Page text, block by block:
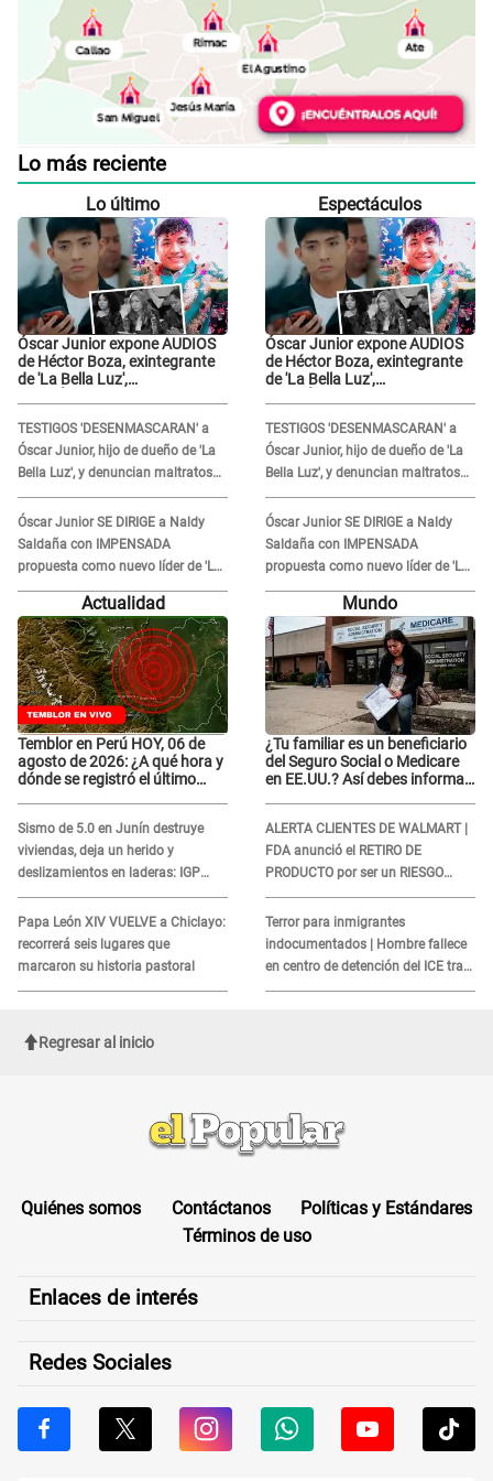
Lo más reciente
Lo último
Óscar Junior expone AUDIOS
de Héctor Boza, exintegrante
de 'La Bella Luz',
"Grábame..."
TESTIGOS 'DESENMASCARAN' a
Óscar Junior, hijo de dueño de 'La
Bella Luz', y denuncian maltratos
en la orquesta: "Los humilla..."
Óscar Junior SE DIRIGE a Naldy
Saldaña con IMPENSADA
propuesta como nuevo líder de 'La
Bella Luz' tras denuncia: "Otro tipo
Espectáculos
Óscar Junior expone AUDIOS
de Héctor Boza, exintegrante
de 'La Bella Luz',
"Grábame..."
TESTIGOS 'DESENMASCARAN' a
Óscar Junior, hijo de dueño de 'La
Bella Luz', y denuncian maltratos
en la orquesta: "Los humilla..."
Óscar Junior SE DIRIGE a Naldy
Saldaña con IMPENSADA
propuesta como nuevo líder de 'La
Bella Luz' tras denuncia: "Otro tipo
Actualidad
Temblor en Perú HOY, 06 de
agosto de 2026: ¿A qué hora y
dónde se registró el último
Sismo de 5.0 en Junín destruye
viviendas, deja un herido y
deslizamientos en laderas: IGP
alerta sobre posibles réplicas
Papa León XIV VUELVE a Chiclayo:
recorrerá seis lugares que
marcaron su historia pastoral
Mundo
¿Tu familiar es un beneficiario
del Seguro Social o Medicare
en EE.UU.? Así debes informar
ALERTA CLIENTES DE WALMART |
FDA anunció el RETIRO DE
PRODUCTO por ser un RIESGO
MORTAL para consumidores: ¿Cuál
es?
Terror para inmigrantes
indocumentados | Hombre fallece
en centro de detención del ICE tras
sufrir una "emergencia médica"
Regresar al inicio
Quiénes somos Contáctanos
Políticas y Estándares
Términos de uso
Enlaces de interés
Redes Sociales